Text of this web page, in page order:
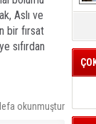
Aslı ve
bir fırsat
sıfırdan
okunmuştur